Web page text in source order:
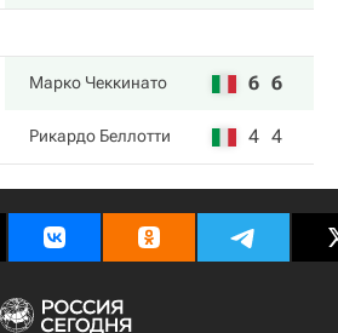
Марко Чеккинато 6 6
Рикардо Беллотти 4 4